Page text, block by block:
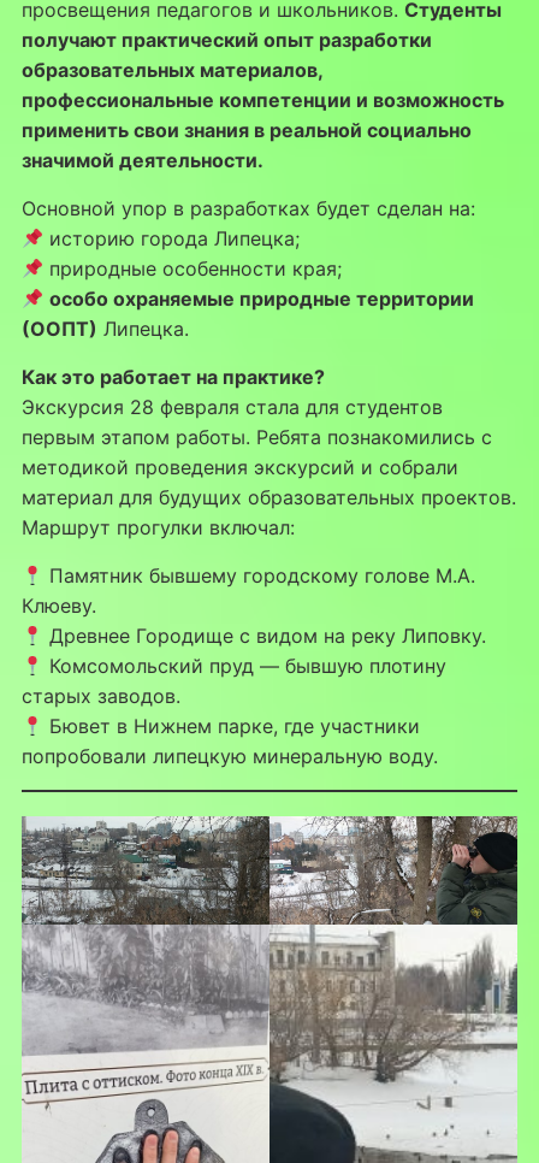
просвещения педагогов и школьников. Студенты
получают практический опыт разработки
образовательных материалов,
профессиональные компетенции и возможность
применить свои знания в реальной социально
значимой деятельности.
Основной упор в разработках будет сделан на:
историю города Липецка;
природные особенности края;
особо охраняемые природные территории
(ООПТ) Липецка.
Как это работает на практике?
Экскурсия 28 февраля стала для студентов
первым этапом работы. Ребята познакомились с
методикой проведения экскурсий и собрали
материал для будущих образовательных проектов.
Маршрут прогулки включал:
Памятник бывшему городскому голове М.А.
Клюеву.
Древнее Городище с видом на реку Липовку.
Комсомольский пруд — бывшую плотину
старых заводов.
Бювет в Нижнем парке, где участники
попробовали липецкую минеральную воду.